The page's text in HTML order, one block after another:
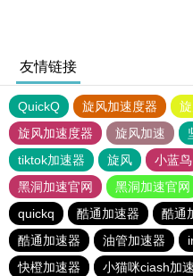
友情链接
QuickQ 旋风加速度器
旋风加速度器
旋风加速
tiktok加速器
旋风 小蓝鸟
黑洞加速官网
黑洞加速官网
quickq
酷通加速器 酷通
酷通加速器
油管加速器
快橙加速器
小猫咪ciash加